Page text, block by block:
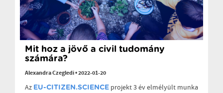
Mit hoz a jövő a civil tudomány
számára?
Alexandra Czegledi•2022-01-20
Az EU-CITIZEN.SCIENCE projekt 3 év elmélyült munka